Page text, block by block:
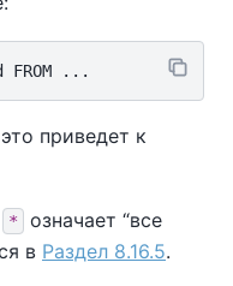
приведет к
* означает “все
в Раздел 8.16.5.